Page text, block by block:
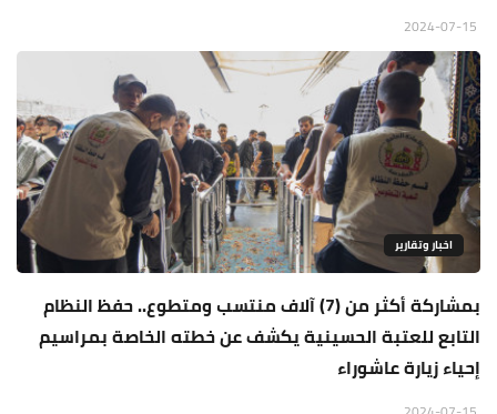
اخبار وتقارير
بمشاركة أكثر من (7) آلاف منتسب ومتطوع.. حفظ النظام
التابع للعتبة الحسينية يكشف عن خطته الخاصة بمراسيم
إحياء زيارة عاشوراء